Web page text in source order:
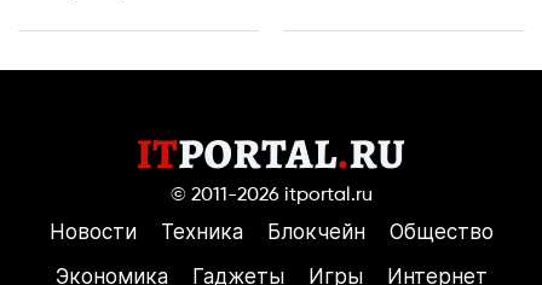
© 2011-2026 itportal.ru
Новости Техника Блокчейн
Общество
Экономика
Гаджеты Игры Интернет